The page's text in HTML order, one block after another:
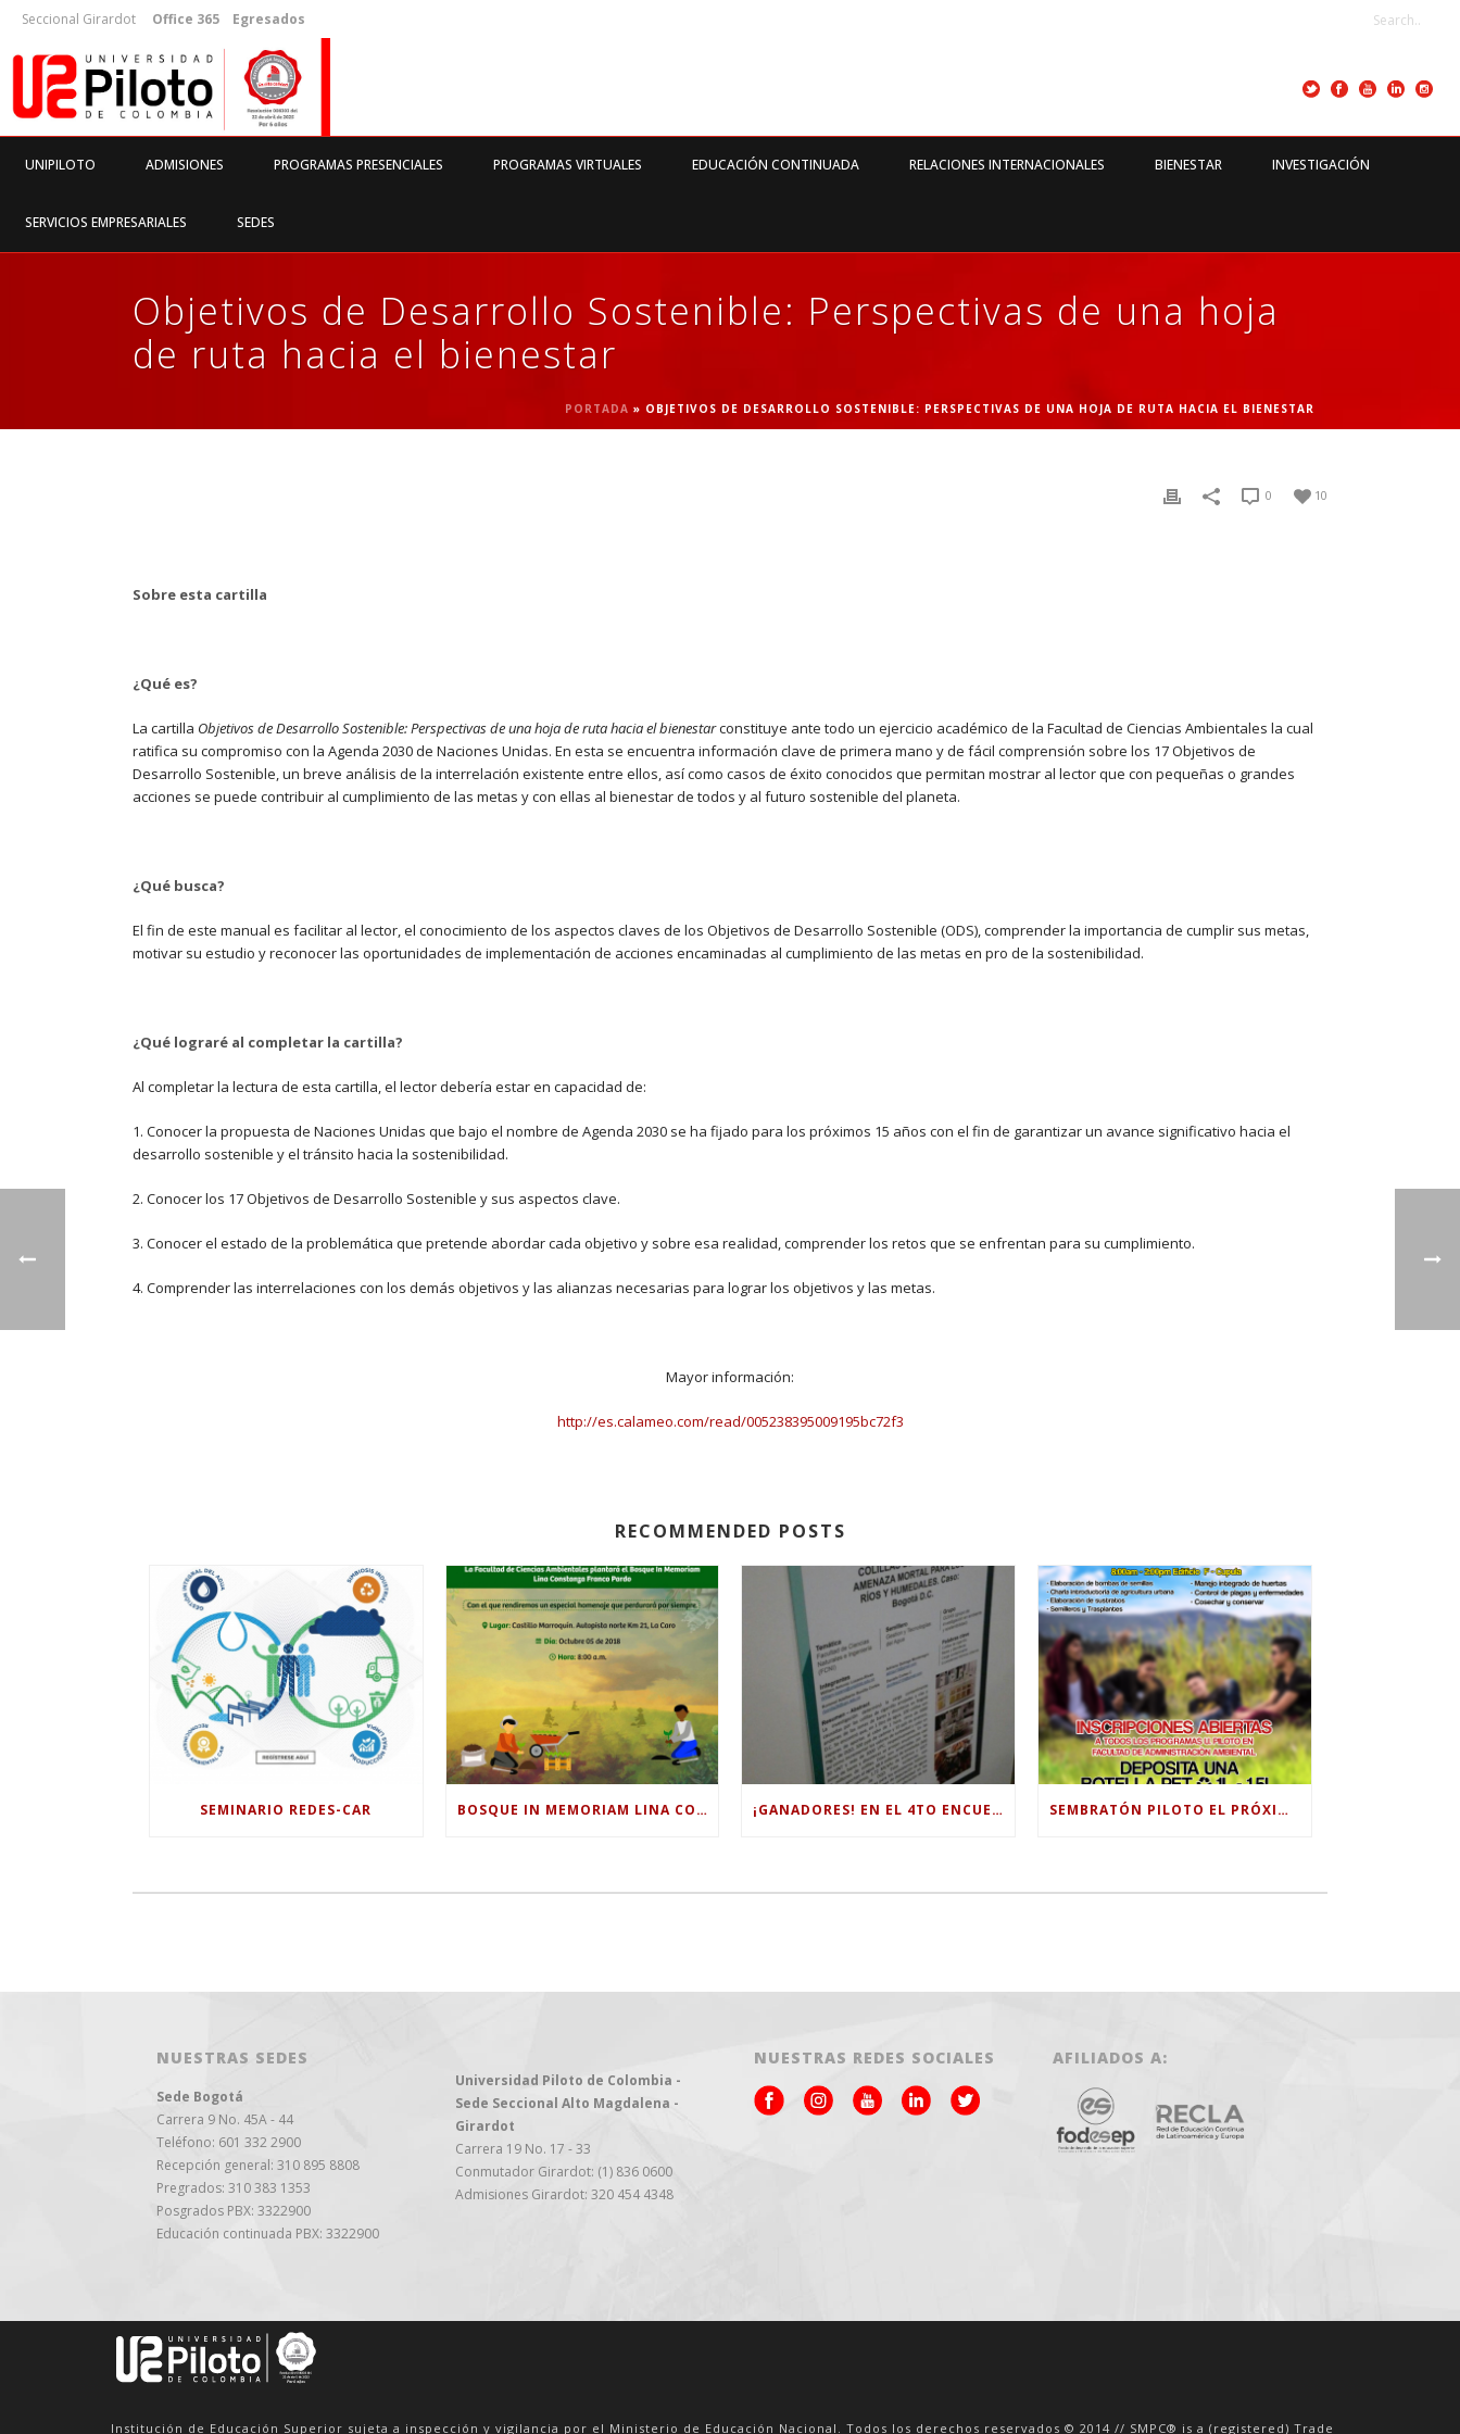
Seccional Girardot Office 365 Egresados
UNIPILOTO ADMISIONES PROGRAMAS PRESENCIALES PROGRAMAS VIRTUALES EDUCACIÓN CONTINUADA RELACIONES INTERNACIONALES BIENESTAR INVESTIGACIÓN
SERVICIOS EMPRESARIALES SEDES
Objetivos de Desarrollo Sostenible: Perspectivas de una hoja
de ruta hacia el bienestar
PORTADA » OBJETIVOS DE DESARROLLO SOSTENIBLE: PERSPECTIVAS DE UNA HOJA DE RUTA HACIA EL BIENESTAR
10
0
Sobre esta cartilla
¿Qué es?
La cartilla Objetivos de Desarrollo Sostenible: Perspectivas de una hoja de ruta hacia el bienestarconstituye ante todo un ejercicio académico de la Facultad de Ciencias Ambientales la cual
ratifica su compromiso con la Agenda 2030 de Naciones Unidas. En esta se encuentra información clave de primera mano y de fácil comprensión sobre los 17 Objetivos de
Desarrollo Sostenible, un breve análisis de la interrelación existente entre ellos, así como casos de éxito conocidos que permitan mostrar al lector que con pequeñas o grandes
acciones se puede contribuir al cumplimiento de las metas y con ellas al bienestar de todos y al futuro sostenible del planeta.
¿Qué busca?
El fin de este manual es facilitar al lector, el conocimiento de los aspectos claves de los Objetivos de Desarrollo Sostenible (ODS), comprender la importancia de cumplir sus metas,
motivar su estudio y reconocer las oportunidades de implementación de acciones encaminadas al cumplimiento de las metas en pro de la sostenibilidad.
¿Qué lograré al completar la cartilla?
Al completar la lectura de esta cartilla, el lector debería estar en capacidad de:
1. Conocer la propuesta de Naciones Unidas que bajo el nombre de Agenda 2030 se ha fijado para los próximos 15 años con el fin de garantizar un avance significativo hacia el
desarrollo sostenible y el tránsito hacia la sostenibilidad.
2. Conocer los 17 Objetivos de Desarrollo Sostenible y sus aspectos clave.
3. Conocer el estado de la problemática que pretende abordar cada objetivo y sobre esa realidad, comprender los retos que se enfrentan para su cumplimiento.
4. Comprender las interrelaciones con los demás objetivos y las alianzas necesarias para lograr los objetivos y las metas.
Mayor información:
http://es.calameo.com/read/005238395009195bc72f3
RECOMMENDED POSTS
SEMINARIO REDES-CAR BOSQUE IN MEMORIAM LINA CONSTANZA FRANCO PARDO ¡GANADORES! EN EL 4TO ENCUENTRO DE SEMILLEROS CIENCIA, ARTE E INNOVACIÓN” ORGANIZADO POR LA UNIVERSIDAD JORGE TADEO LOZANO. SEMBRATÓN PILOTO EL PRÓXIMO 31 DE OCTUBRE
NUESTRAS SEDES
Sede Bogotá
Carrera 9 No. 45A - 44
Teléfono: 601 332 2900
Recepción general: 310 895 8808
Pregrados: 310 383 1353
Posgrados PBX: 3322900
Educación continuada PBX: 3322900
Universidad Piloto de Colombia -
Sede Seccional Alto Magdalena -
Girardot
Carrera 19 No. 17 - 33
Conmutador Girardot: (1) 836 0600
Admisiones Girardot: 320 454 4348
NUESTRAS REDES SOCIALES AFILIADOS A:
Institución de Educación Superior sujeta a inspección y vigilancia por el Ministerio de Educación Nacional. Todos los derechos reservados © 2014 // SMPC® is a (registered) Trade